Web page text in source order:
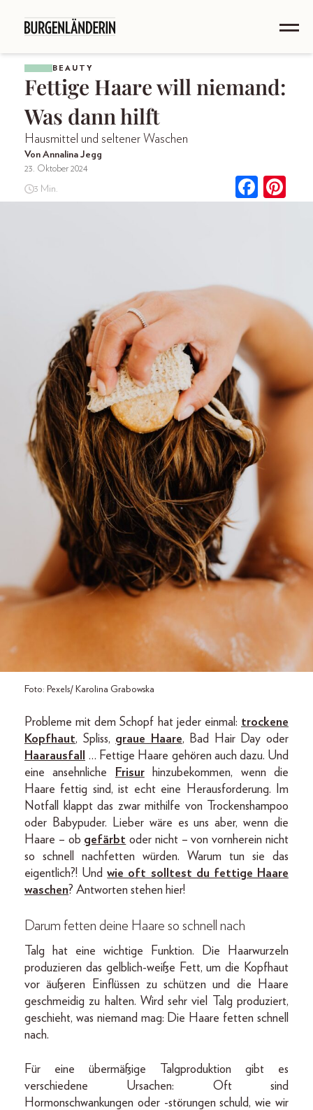
BEAUTY
Fettige Haare will niemand:
Was dann hilft
Hausmittel und seltener Waschen
Von Annalina Jegg
23. Oktober 2024
3 Min.
Foto: Pexels/ Karolina Grabowska
Probleme mit dem Schopf hat jeder einmal: trockene
Kopfhaut, Spliss, graue Haare, Bad Hair Day oder
Haarausfall
… Fettige Haare gehören auch dazu. Und
eine ansehnliche
Frisurhinzubekommen, wenn die
Haare fettig sind, ist echt eine Herausforderung. Im
Notfall klappt das zwar mithilfe von Trockenshampoo
oder Babypuder. Lieber wäre es uns aber, wenn die
Haare – ob gefärbt oder nicht – von vornherein nicht
so schnell nachfetten würden. Warum tun sie das
eigentlich?! Undwie oft solltest du fettige Haare
waschen? Antworten stehen hier!
Darum fetten deine Haare so schnell nach
Talg hat eine wichtige Funktion. Die Haarwurzeln
produzieren das gelblich-weiße Fett, um die Kopfhaut
vor äußeren Einflüssen zu schützen und die Haare
geschmeidig zu halten. Wird sehr viel Talg produziert,
geschieht, was niemand mag: Die Haare fetten schnell
nach.
Für eine übermäßige Talgproduktion gibt es
verschiedene Ursachen: Oft sind
Hormonschwankungen oder -störungen schuld, wie wir